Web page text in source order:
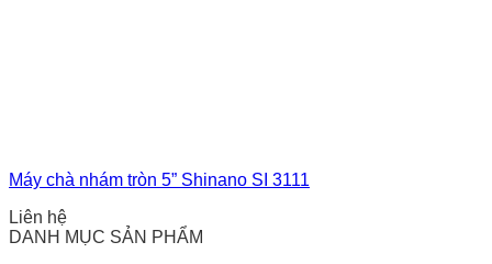
Máy chà nhám tròn 5” Shinano SI 3111
Liên hệ
DANH MỤC SẢN PHẨM